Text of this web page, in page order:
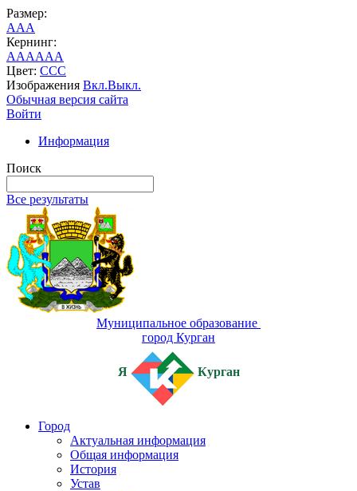
Размер:
AAA
Кернинг:
AAAAAA
Цвет: CCC
Изображения Вкл.Выкл.
Обычная версия сайта
Войти
Информация
Поиск
Все результаты
Муниципальное образование
город Курган
Я Курган
Город
Актуальная информация
Общая информация
История
Устав